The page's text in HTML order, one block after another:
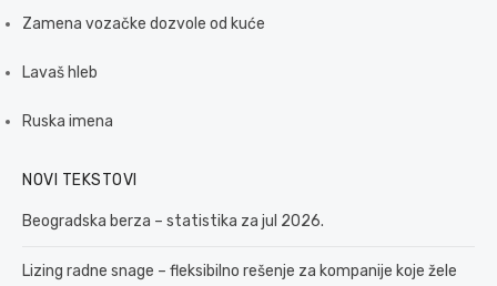
Zamena vozačke dozvole od kuće
Lavaš hleb
Ruska imena
NOVI TEKSTOVI
Beogradska berza – statistika za jul 2026.
Lizing radne snage – fleksibilno rešenje za kompanije koje žele